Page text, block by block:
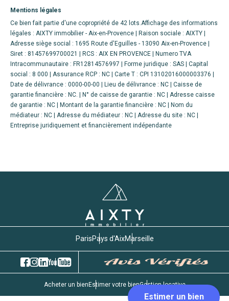
Mentions légales
Ce bien fait partie d'une copropriété de 42 lots.Affichage des informations
légales : AIXTY immobilier - Aix-en-Provence | Raison sociale : AIXTY |
Adresse siège social : 1695 Route d'Eguilles - 13090 Aix-en-Provence |
Siret : 81457699700021 | RCS : AIX EN PROVENCE | Numero TVA
Intracommunautaire : FR12814576997 | Forme juridique : SAS | Capital
social : 8 000 | Assurance RCP : NC | Carte T : CPI 13102016000003376 |
Date de délivrance : 0000-00-00 | Lieu de délivrance : NC | Caisse de
garantie financière : NC. | N° de caisse de garantie : NC | Adresse caisse
de garantie : NC | Montant de la garantie financière : NC | Nom du
médiateur : NC | Adresse du médiateur : NC | Adresse du site : NC |
Entreprise juridiquement et financièrement indépendante
Acheter un bien Estimer votre bienGestion locative
ParisPays d'AixMarseille